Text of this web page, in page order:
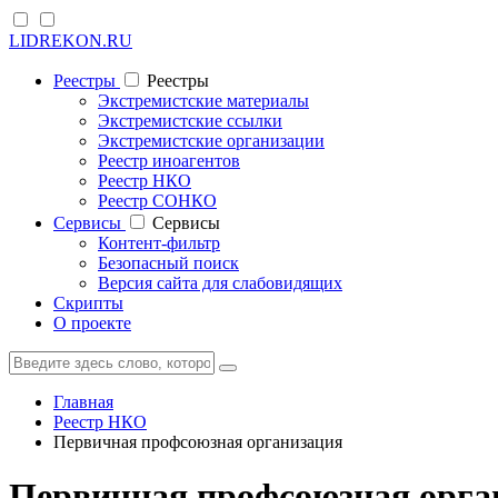
LIDREKON.RU
Реестры
Реестры
Экстремистские материалы
Экстремистские ссылки
Экстремистские организации
Реестр иноагентов
Реестр НКО
Реестр СОНКО
Cервисы
Cервисы
Контент-фильтр
Безопасный поиск
Версия сайта для слабовидящих
Скрипты
О проекте
Главная
Реестр НКО
Первичная профсоюзная организация